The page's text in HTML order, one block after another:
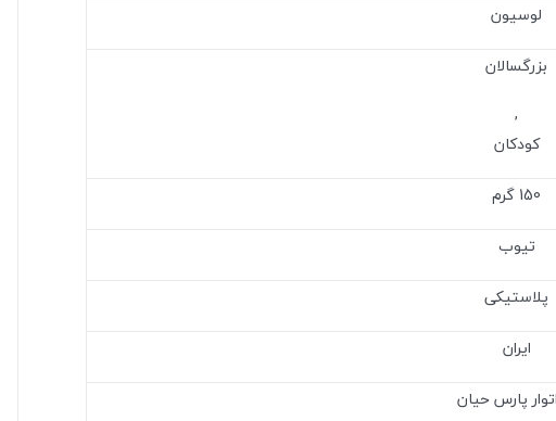
لوسیون
بزرگسالان
,
کودکان
150 گرم
تیوب
پلاستیکی
ایران
پارس حیان